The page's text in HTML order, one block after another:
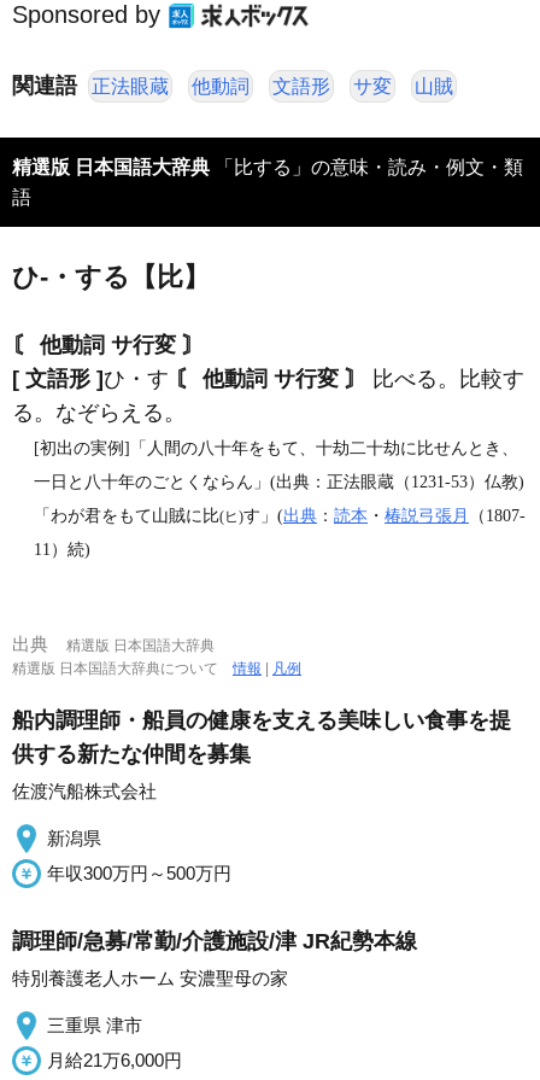
Sponsored by
関連語 正法眼蔵 他動詞 文語形 サ変 山賊
精選版 日本国語大辞典
語
ひ‐・する【比】
〘 他動詞 サ行変 〙
[ 文語形 ]ひ・す 〘 他動詞 サ行変 〙
比べる。比較す
る。なぞらえる。
[初出の実例]「人間の八十年をもて、十劫二十劫に比せんとき、
一日と八十年のごとくならん」(出典：正法眼蔵（1231‐53）仏教)
「わが君をもて山賊に比(ヒ)す」(出典 ： 読本 ・ 椿説弓張月
（1807‐
11）続)
出典
精選版 日本国語大辞典
精選版 日本国語大辞典について情報 凡例
船内調理師・船員の健康を支える美味しい食事を提
供する新たな仲間を募集
佐渡汽船株式会社
新潟県
年収300万円～500万円
調理師/急募/常勤/介護施設/津 JR紀勢本線
特別養護老人ホーム 安濃聖母の家
三重県 津市
月給21万6,000円